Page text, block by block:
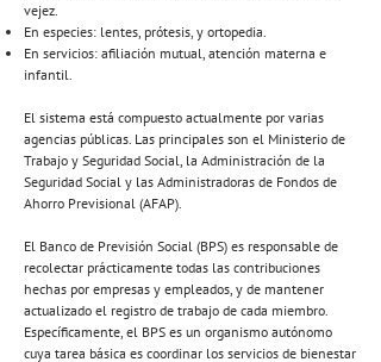
vejez.
En especies: lentes, prótesis, y ortopedia.
En servicios: afiliación mutual, atención materna e
infantil.
El sistema está compuesto actualmente por varias
agencias públicas. Las principales son el Ministerio de
Trabajo y Seguridad Social, la Administración de la
Seguridad Social y las Administradoras de Fondos de
Ahorro Previsional (AFAP).
El Banco de Previsión Social (BPS) es responsable de
recolectar prácticamente todas las contribuciones
hechas por empresas y empleados, y de mantener
actualizado el registro de trabajo de cada miembro.
Específicamente, el BPS es un organismo autónomo
cuya tarea básica es coordinar los servicios de bienestar